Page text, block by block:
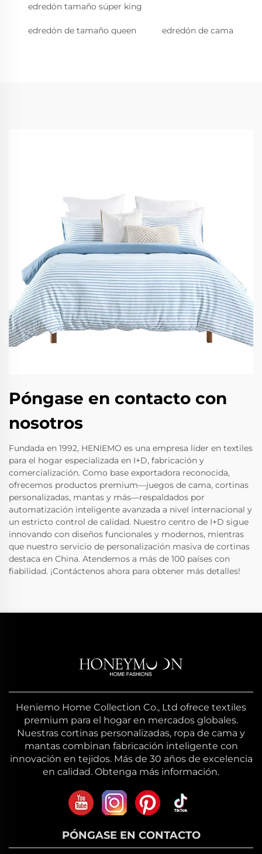
edredón tamaño súper king
edredón de tamaño queen edredón de cama
Póngase en contacto con
nosotros
Fundada en 1992, HENIEMO es una empresa líder en textiles
para el hogar especializada en I+D, fabricación y
comercialización. Como base exportadora reconocida,
ofrecemos productos premium—juegos de cama, cortinas
personalizadas, mantas y más—respaldados por
automatización inteligente avanzada a nivel internacional y
un estricto control de calidad. Nuestro centro de I+D sigue
innovando con diseños funcionales y modernos, mientras
que nuestro servicio de personalización masiva de cortinas
destaca en China. Atendemos a más de 100 países con
fiabilidad. ¡Contáctenos ahora para obtener más detalles!
Heniemo Home Collection Co., Ltd ofrece textiles
premium para el hogar en mercados globales.
Nuestras cortinas personalizadas, ropa de cama y
mantas combinan fabricación inteligente con
innovación en tejidos. Más de 30 años de excelencia
en calidad. Obtenga más información.
PÓNGASE EN CONTACTO